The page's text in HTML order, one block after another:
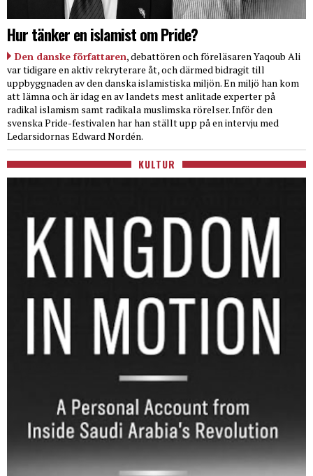
Hur tänker en islamist om Pride?
Den danske författaren, debattören och föreläsaren Yaqoub Ali
var tidigare en aktiv rekryterare åt, och därmed bidragit till
uppbyggnaden av den danska islamistiska miljön. En miljö han kom
att lämna och är idag en av landets mest anlitade experter på
radikal islamism samt radikala muslimska rörelser. Inför den
svenska Pride-festivalen har han ställt upp på en intervju med
Ledarsidornas Edward Nordén.
KULTUR